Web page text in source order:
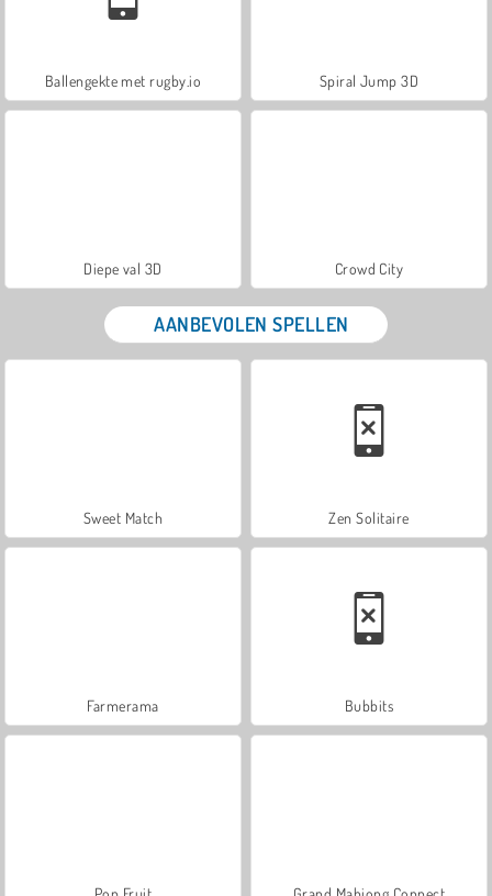
Ballengekte met rugby.io Spiral Jump 3D
Diepe val 3D Crowd City
AANBEVOLEN SPELLEN
Sweet Match Zen Solitaire
Farmerama Bubbits